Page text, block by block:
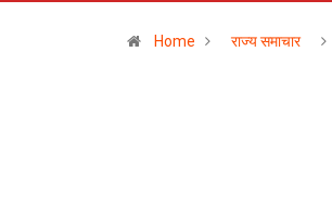
Home राज्य समाचार